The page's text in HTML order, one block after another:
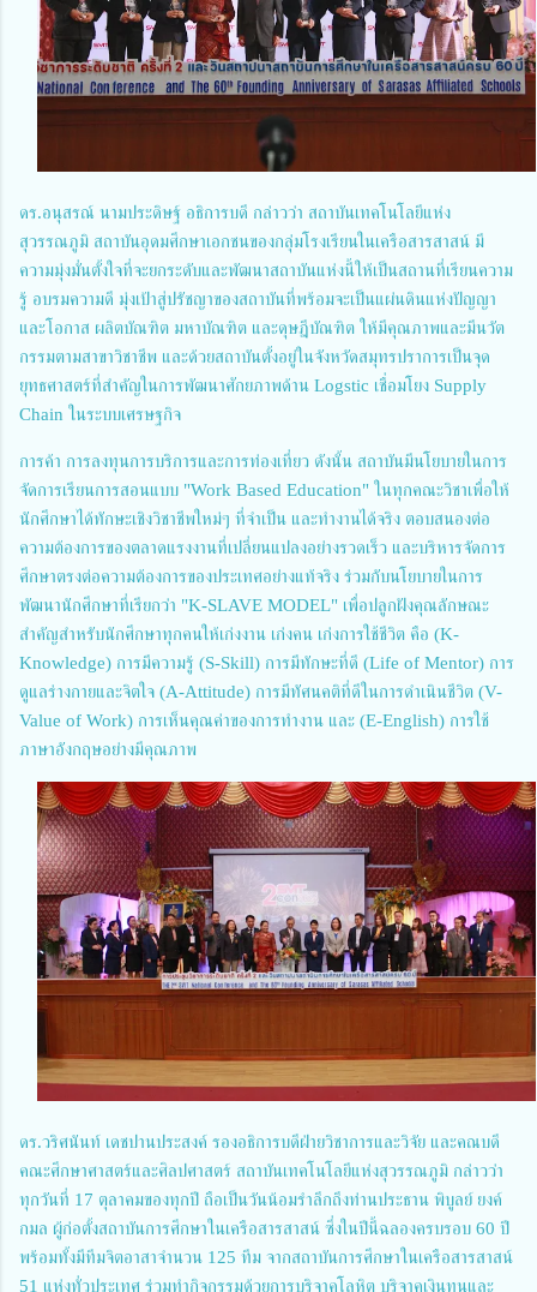
ดร.อนุสรณ์ นามประดิษฐ์ อธิการบดี กล่าวว่า สถาบันเทคโนโลยีแห่ง
สุวรรณภูมิ สถาบันอุดมศึกษาเอกชนของกลุ่มโรงเรียนในเครือสารสาสน์ มี
ความมุ่งมั่นตั้งใจที่จะยกระดับและพัฒนาสถาบันแห่งนี้ให้เป็นสถานที่เรียนความ
รู้ อบรมความดี มุ่งเป้าสู่ปรัชญาของสถาบันที่พร้อมจะเป็นแผ่นดินแห่งปัญญา
และโอกาส ผลิตบัณฑิต มหาบัณฑิต และดุษฎีบัณฑิต ให้มีคุณภาพและมีนวัต
กรรมตามสาขาวิชาชีพ และด้วยสถาบันตั้งอยู่ในจังหวัดสมุทรปราการเป็นจุด
ยุทธศาสตร์ที่สำคัญในการพัฒนาศักยภาพด้าน Logstic เชื่อมโยง Supply
Chain ในระบบเศรษฐกิจ
การค้า การลงทุนการบริการและการท่องเที่ยว ดังนั้น สถาบันมีนโยบายในการ
จัดการเรียนการสอนแบบ "Work Based Education" ในทุกคณะวิชาเพื่อให้
นักศึกษาได้ทักษะเชิงวิชาชีพใหม่ๆ ที่จำเป็น และทำงานได้จริง ตอบสนองต่อ
ความต้องการของตลาดแรงงานที่เปลี่ยนแปลงอย่างรวดเร็ว และบริหารจัดการ
ศึกษาตรงต่อความต้องการของประเทศอย่างแท้จริง ร่วมกับนโยบายในการ
พัฒนานักศึกษาที่เรียกว่า "K-SLAVE MODEL" เพื่อปลูกฝังคุณลักษณะ
สำคัญสำหรับนักศึกษาทุกคนให้เก่งงาน เก่งคน เก่งการใช้ชีวิต คือ (K-
Knowledge) การมีความรู้ (S-Skill) การมีทักษะที่ดี (Life of Mentor) การ
ดูแลร่างกายและจิตใจ (A-Attitude) การมีทัศนคติที่ดีในการดำเนินชีวิต (V-
Value of Work) การเห็นคุณค่าของการทำงาน และ (E-English) การใช้
ภาษาอังกฤษอย่างมีคุณภาพ
ดร.วริศนันท์ เดชปานประสงค์ รองอธิการบดีฝ่ายวิชาการและวิจัย และคณบดี
คณะศึกษาศาสตร์และศิลปศาสตร์ สถาบันเทคโนโลยีแห่งสุวรรณภูมิ กล่าวว่า
ทุกวันที่ 17 ตุลาคมของทุกปี ถือเป็นวันน้อมรำลึกถึงท่านประธาน พิบูลย์ ยงค์
กมล ผู้ก่อตั้งสถาบันการศึกษาในเครือสารสาสน์ ซึ่งในปีนี้ฉลองครบรอบ 60 ปี
พร้อมทั้งมีทีมจิตอาสาจำนวน 125 ทีม จากสถาบันการศึกษาในเครือสารสาสน์
51 แห่งทั่วประเทศ ร่วมทำกิจกรรมด้วยการบริจาคโลหิต บริจาคเงินทุนและ